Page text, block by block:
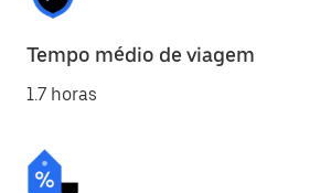
Tempo médio de viagem
1.7 horas